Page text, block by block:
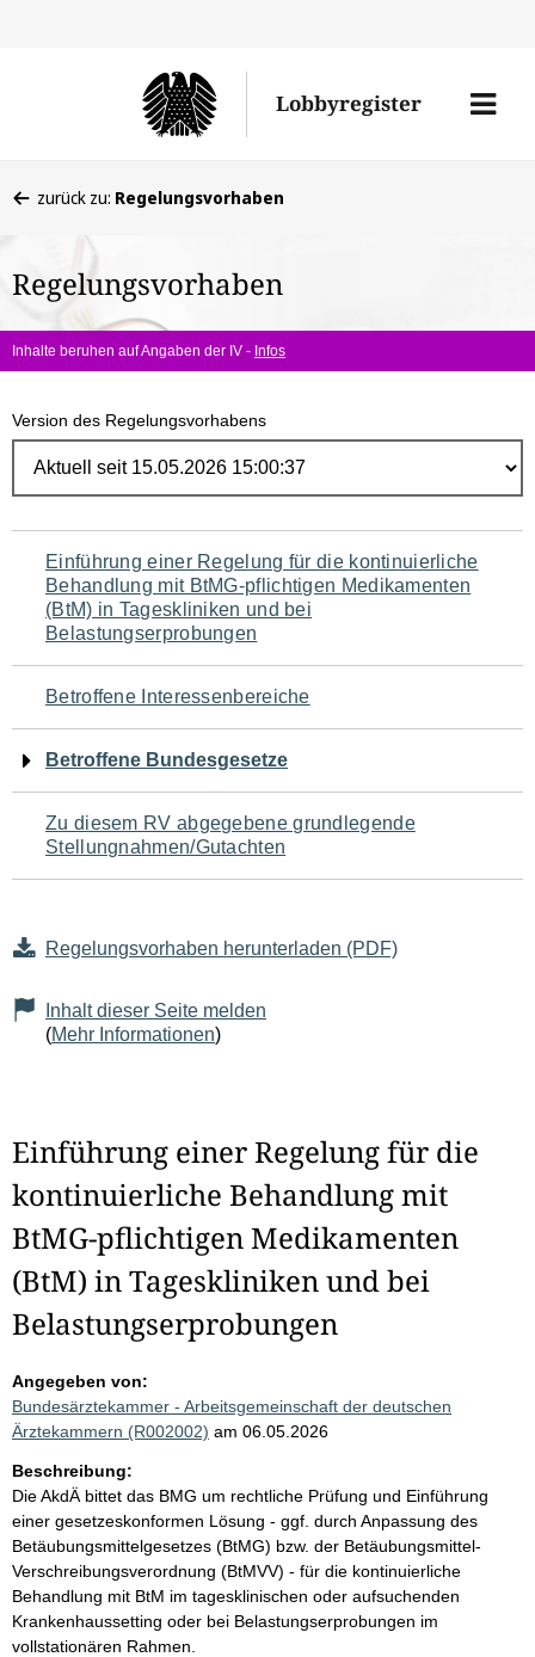
Lobbyregister
Menü
befinden
hier:
zurück zu: Regelungsvorhaben
Regelungsvorhaben
Inhalte beruhen auf Angaben der IV - Infos
Version des Regelungsvorhabens
Navigation
für
den
Seiteninhalt
Einführung einer Regelung für die kontinuierliche
Behandlung mit BtMG-pflichtigen Medikamenten
(BtM) in Tageskliniken und bei
Belastungserprobungen
Betroffene Interessenbereiche
Betroffene Bundesgesetze
Zu diesem RV abgegebene grundlegende
Stellungnahmen/Gutachten
Regelungsvorhaben herunterladen (PDF)
Inhalt dieser Seite melden
(Mehr Informationen)
Einführung einer Regelung für die
kontinuierliche Behandlung mit
BtMG-pflichtigen Medikamenten
(BtM) in Tageskliniken und bei
Belastungserprobungen
Angegeben von:
Bundesärztekammer - Arbeitsgemeinschaft der deutschen
Ärztekammern (R002002) am 06.05.2026
Beschreibung:
Die AkdÄ bittet das BMG um rechtliche Prüfung und Einführung
einer gesetzeskonformen Lösung - ggf. durch Anpassung des
Betäubungsmittelgesetzes (BtMG) bzw. der Betäubungsmittel-
Verschreibungsverordnung (BtMVV) - für die kontinuierliche
Behandlung mit BtM im tagesklinischen oder aufsuchenden
Krankenhaussetting oder bei Belastungserprobungen im
vollstationären Rahmen.